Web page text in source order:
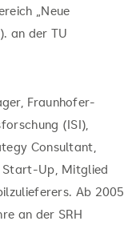
„Neue
an der TU
Fraunhofer-
(ISI),
Consultant,
Start-Up, Mitglied
Ab 2005
an der SRH